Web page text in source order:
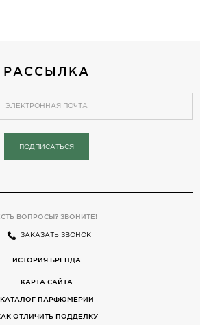
РАССЫЛКА
ПОДПИСАТЬСЯ
ВОПРОСЫ? ЗВОНИТЕ!
ЗАКАЗАТЬ ЗВОНОК
ИСТОРИЯ БРЕНДА
КАРТА САЙТА
КАТАЛОГ ПАРФЮМЕРИИ
ОТЛИЧИТЬ ПОДДЕЛКУ